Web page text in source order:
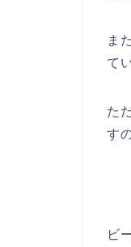
ま
て
た
す
ビ